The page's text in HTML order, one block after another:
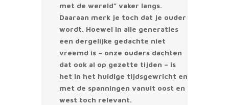
met de wereld” vaker langs.
Daaraan merk je toch dat je ouder
wordt. Hoewel in alle generaties
een dergelijke gedachte niet
vreemd is – onze ouders dachten
dat ook al op gezette tijden – is
het in het huidige tijdsgewricht en
met de spanningen vanuit oost en
west toch relevant.